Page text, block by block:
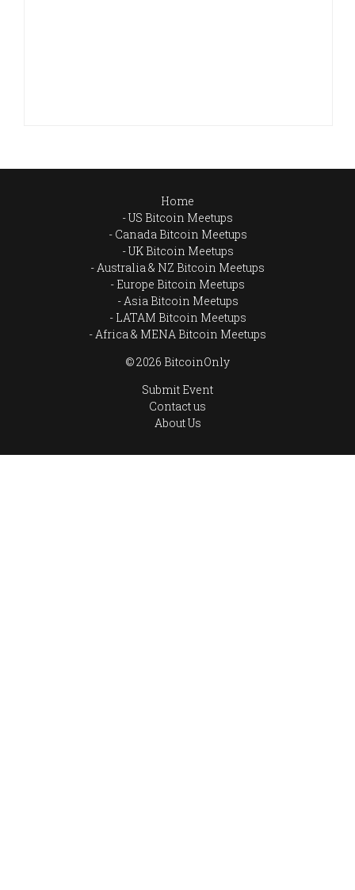
Home
US Bitcoin Meetups
Canada Bitcoin Meetups
UK Bitcoin Meetups
Australia & NZ Bitcoin Meetups
Europe Bitcoin Meetups
Asia Bitcoin Meetups
LATAM Bitcoin Meetups
Africa & MENA Bitcoin Meetups
© 2026 BitcoinOnly
Submit Event
Contact us
About Us